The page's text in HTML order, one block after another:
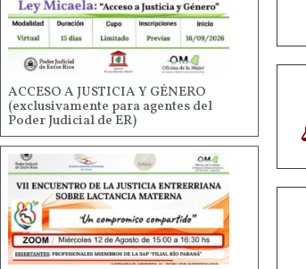
ACCESO A JUSTICIA Y GÉNERO
(exclusivamente para agentes del
Poder Judicial de ER)